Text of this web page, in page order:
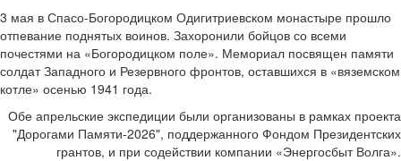
3 мая в Спасо-Богородицком Одигитриевском монастыре прошло
отпевание поднятых воинов. Захоронили бойцов со всеми
почестями на «Богородицком поле». Мемориал посвящен памяти
солдат Западного и Резервного фронтов, оставшихся в «вяземском
котле» осенью 1941 года.
Обе апрельские экспедиции были организованы в рамках проекта
"Дорогами Памяти-2026", поддержанного Фондом Президентских
грантов, и при содействии компании «Энергосбыт Волга».